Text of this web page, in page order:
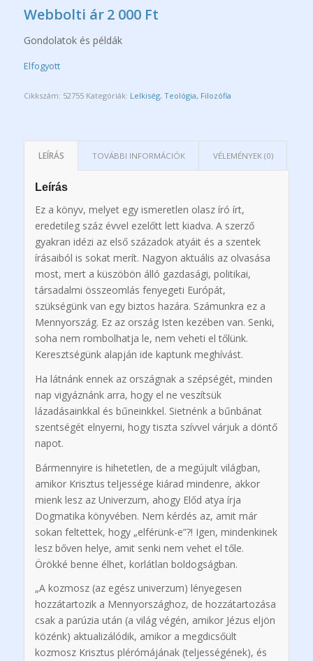
Webbolti ár 2 000 Ft
Gondolatok és példák
Elfogyott
Cikkszám: 52755 Kategóriák: Lelkiség, Teológia, Filozófia
LEÍRÁS TOVÁBBI INFORMÁCIÓK VÉLEMÉNYEK (0)
Leírás
Ez a könyv, melyet egy ismeretlen olasz író írt,
eredetileg száz évvel ezelőtt lett kiadva. A szerző
gyakran idézi az első századok atyáit és a szentek
írásaiból is sokat merít. Nagyon aktuális az olvasása
most, mert a küszöbön álló gazdasági, politikai,
társadalmi összeomlás fenyegeti Európát,
szükségünk van egy biztos hazára. Számunkra ez a
Mennyország. Ez az ország Isten kezében van. Senki,
soha nem rombolhatja le, nem veheti el tőlünk.
Keresztségünk alapján ide kaptunk meghívást.
Ha látnánk ennek az országnak a szépségét, minden
nap vigyáznánk arra, hogy el ne veszítsük
lázadásainkkal és bűneinkkel. Sietnénk a bűnbánat
szentségét elnyerni, hogy tiszta szívvel várjuk a döntő
napot.
Bármennyire is hihetetlen, de a megújult világban,
amikor Krisztus teljessége kiárad mindenre, akkor
mienk lesz az Univerzum, ahogy Előd atya írja
Dogmatika könyvében. Nem kérdés az, amit már
sokan feltettek, hogy „elférünk-e”?! Igen, mindenkinek
lesz bőven helye, amit senki nem vehet el tőle.
Örökké benne élhet, korlátlan boldogságban.
„A kozmosz (az egész univerzum) lényegesen
hozzátartozik a Mennyországhoz, de hozzátartozása
csak a parúzia után (a világ végén, amikor Jézus eljön
közénk) aktualizálódik, amikor a megdicsőült
kozmosz Krisztus plérómájának (teljességének), és